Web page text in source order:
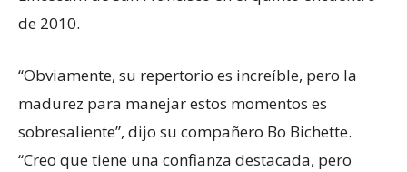
de 2010.
“Obviamente, su repertorio es increíble, pero la
madurez para manejar estos momentos es
sobresaliente”, dijo su compañero Bo Bichette.
“Creo que tiene una confianza destacada, pero